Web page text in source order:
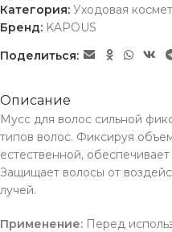
Категория: Уходовая
Бренд: KAPOUS
Поделиться:
Описание
Мусс для волос сильной
типов волос. Фиксируя
естественной, обеспечивает
Защищает волосы от
лучей.
Применение: Перед